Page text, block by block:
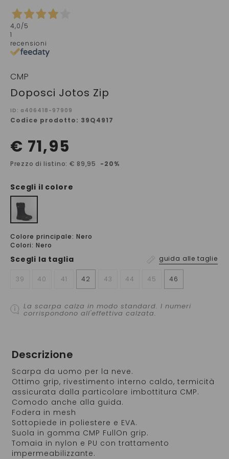
4,0/5
1
recensioni
CMP
Doposci Jotos Zip
ID: a406418-97909
Codice prodotto: 39Q4917
€ 71,95
Prezzo di listino: € 89,95 -20%
Scegli il colore
Colore principale: Nero
Colori: Nero
Scegli la taglia guida alle taglie
39 40 41 42 43 44 45 46
La scarpa calza in modo standard. I numeri
corrispondono all'effettiva calzata.
Descrizione
Scarpa da uomo per la neve.
Ottimo grip, rivestimento interno caldo, termicità
assicurata dalla particolare imbottitura CMP.
Comodo anche alla guida.
Fodera in mesh
Sottopiede in poliestere e EVA.
Suola in gomma CMP FullOn grip.
Tomaia in nylon e PU con trattamento
impermeabilizzante.